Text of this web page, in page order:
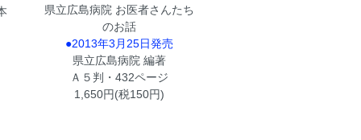
県立広島病院 お医者さんたち
のお話
●2013年3月25日発売
県立広島病院 編著
Ａ５判・432ページ
1,650円(税150円)